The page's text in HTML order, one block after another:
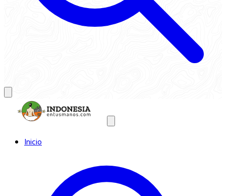
Inicio